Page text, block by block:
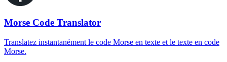
Morse Code Translator
Translatez instantanément le code Morse en texte et le texte en code
Morse.